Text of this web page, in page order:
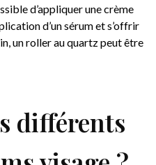
d’appliquer une crème
d’un sérum et s’offrir
un roller au quartz peut être
différents